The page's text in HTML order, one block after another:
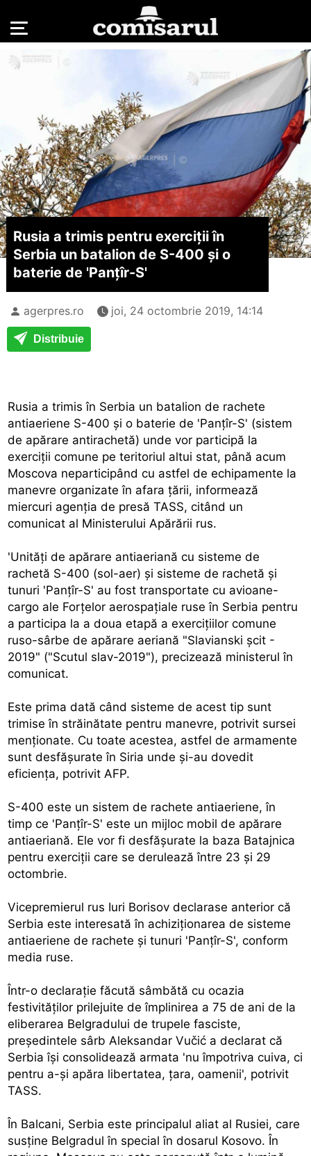
Rusia a trimis pentru exerciţii în
Serbia un batalion de S-400 şi o
baterie de 'Panţîr-S'
agerpres.ro joi, 24 octombrie 2019, 14:14
Distribuie
Rusia a trimis în Serbia un batalion de rachete
antiaeriene S-400 şi o baterie de 'Panţîr-S' (sistem
de apărare antirachetă) unde vor participă la
exerciţii comune pe teritoriul altui stat, până acum
Moscova neparticipând cu astfel de echipamente la
manevre organizate în afara ţării, informează
miercuri agenţia de presă TASS, citând un
comunicat al Ministerului Apărării rus.
'Unităţi de apărare antiaeriană cu sisteme de
rachetă S-400 (sol-aer) şi sisteme de rachetă şi
tunuri 'Panţîr-S' au fost transportate cu avioane-
cargo ale Forţelor aerospaţiale ruse în Serbia pentru
a participa la a doua etapă a exerciţiilor comune
ruso-sârbe de apărare aeriană "Slavianski şcit -
2019" ("Scutul slav-2019"), precizează ministerul în
comunicat.
Este prima dată când sisteme de acest tip sunt
trimise în străinătate pentru manevre, potrivit sursei
menţionate. Cu toate acestea, astfel de armamente
sunt desfăşurate în Siria unde şi-au dovedit
eficienţa, potrivit AFP.
S-400 este un sistem de rachete antiaeriene, în
timp ce 'Panţîr-S' este un mijloc mobil de apărare
antiaeriană. Ele vor fi desfăşurate la baza Batajnica
pentru exerciţii care se derulează între 23 şi 29
octombrie.
Vicepremierul rus Iuri Borisov declarase anterior că
Serbia este interesată în achiziţionarea de sisteme
antiaeriene de rachete şi tunuri 'Panţîr-S', conform
media ruse.
Într-o declaraţie făcută sâmbătă cu ocazia
festivităţilor prilejuite de împlinirea a 75 de ani de la
eliberarea Belgradului de trupele fasciste,
preşedintele sârb Aleksandar Vučić a declarat că
Serbia îşi consolidează armata 'nu împotriva cuiva, ci
pentru a-şi apăra libertatea, ţara, oamenii', potrivit
TASS.
În Balcani, Serbia este principalul aliat al Rusiei, care
susţine Belgradul în special în dosarul Kosovo. În